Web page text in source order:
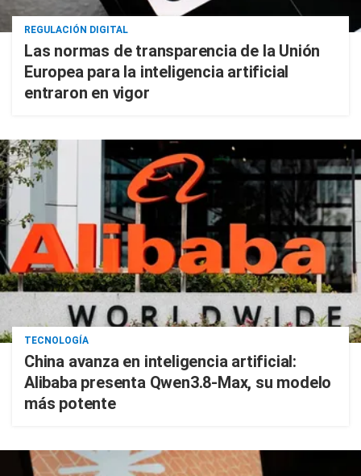
REGULACIÓN DIGITAL
Las normas de transparencia de la Unión
Europea para la inteligencia artificial
entraron en vigor
TECNOLOGÍA
China avanza en inteligencia artificial:
Alibaba presenta Qwen3.8-Max, su modelo
más potente